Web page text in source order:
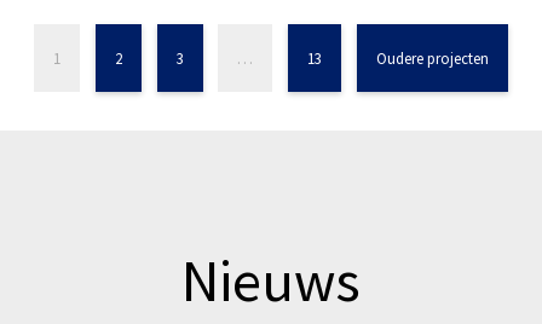
1 2 3 … 13 Oudere projecten
Nieuws